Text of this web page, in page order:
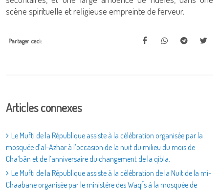
scène spirituelle et religieuse empreinte de ferveur.
Partager ceci:
Articles connexes
Le Mufti de la République assiste à la célébration organisée par la
mosquée d’al-Azhar à l’occasion de la nuit du milieu du mois de
Cha‘bân et de l’anniversaire du changement de la qibla.
Le Mufti de la République assiste à la célébration de la Nuit de la mi-
Chaabane organisée par le ministère des Waqfs à la mosquée de